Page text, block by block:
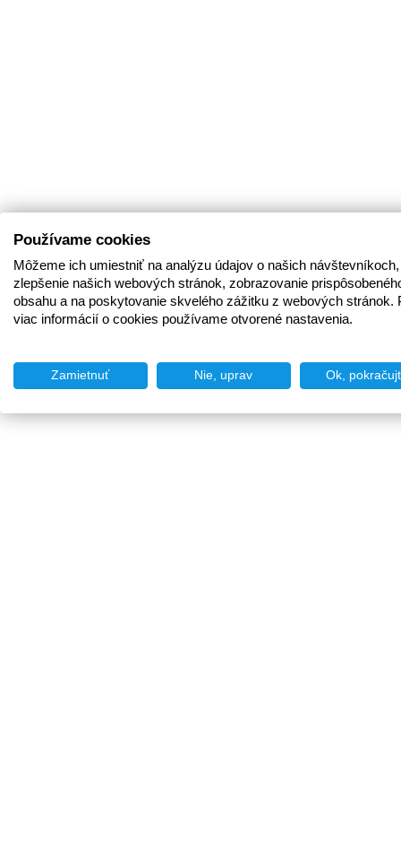
Používame cookies
Môžeme ich umiestniť na analýzu údajov o našich
zlepšenie našich webových stránok, zobrazovanie
obsahu a na poskytovanie skvelého zážitku z webových stránok.
viac informácií o cookies používame otvorené nastavenia.
Zamietnuť Nie, uprav Ok,